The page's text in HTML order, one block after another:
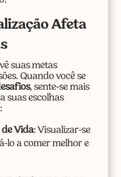
Afeta
suas metas
Quando você se
, sente-se mais
suas escolhas
de Vida: Visualizar-se
lo a comer melhor e